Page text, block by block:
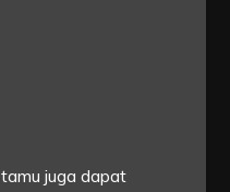
juga dapat